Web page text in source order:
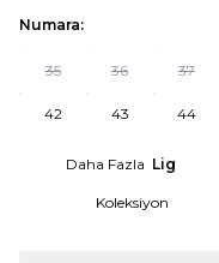
Numara:
35 36 37
42 43 44
Daha Fazla Lig
Koleksiyon